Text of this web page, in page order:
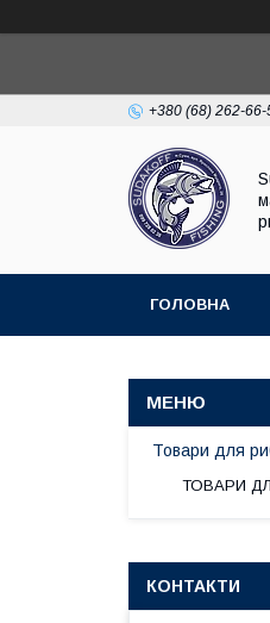
+380 (68) 262-66-
ГОЛОВНА
Товари для
ТОВАРИ
КОНТАКТИ